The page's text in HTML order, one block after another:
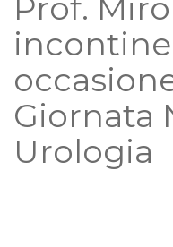
Prof.
Giornata
Urologia